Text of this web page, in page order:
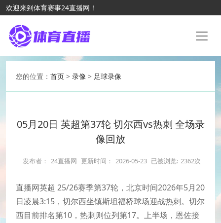
欢迎来到体育赛事24直播网！
您的位置： 首页 > 录像 > 足球录像
05月20日 英超第37轮 切尔西vs热刺 全场录
像回放
发布者： 24直播网 更新时间： 2026-05-23 已被浏览: 2362次
直播网英超 25/26赛季第37轮，北京时间2026年5月20
日凌晨3:15，切尔西坐镇斯坦福桥球场迎战热刺。切尔
西目前排名第10，热刺则位列第17。上半场，恩佐接